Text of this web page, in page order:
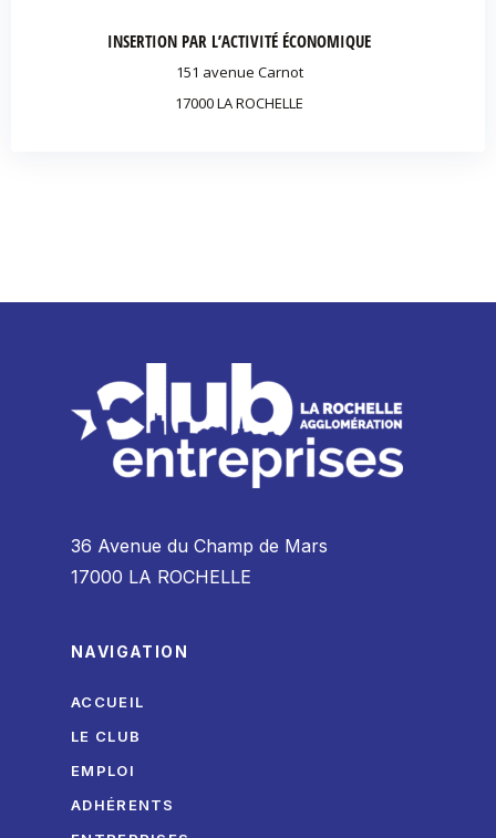
INSERTION PAR L’ACTIVITÉ ÉCONOMIQUE
151 avenue Carnot
17000 LA ROCHELLE
36 Avenue du Champ de Mars
17000 LA ROCHELLE
NAVIGATION
ACCUEIL
LE CLUB
EMPLOI
ADHÉRENTS